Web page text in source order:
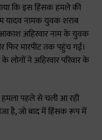
कि इस हिंसक हमले की
यादव नामक युवक शराब
आकाश अहिरवार नाम के युवक
फिर मारपीट तक पहुंच गई।
ने अहिरवार परिवार के
हमला पहले से चली आ रही
है, जो बाद में हिंसक रूप में